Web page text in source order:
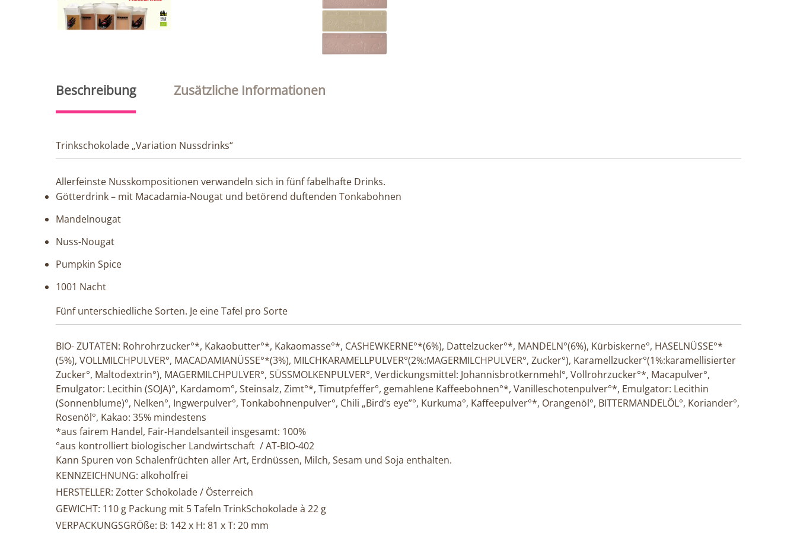
Beschreibung Zusätzliche Informationen
Trinkschokolade „Variation Nussdrinks“
Allerfeinste Nusskompositionen verwandeln sich in fünf fabelhafte Drinks.
Götterdrink – mit Macadamia-Nougat und betörend duftenden Tonkabohnen
Mandelnougat
Nuss-Nougat
Pumpkin Spice
1001 Nacht
Fünf unterschiedliche Sorten. Je eine Tafel pro Sorte
BIO- ZUTATEN: Rohrohrzucker°*, Kakaobutter°*, Kakaomasse°*, CASHEWKERNE°*(6%), Dattelzucker°*, MANDELN°(6%), Kürbiskerne°, HASELNÜSSE°*
(5%), VOLLMILCHPULVER°, MACADAMIANÜSSE°*(3%), MILCHKARAMELLPULVER°(2%:MAGERMILCHPULVER°, Zucker°), Karamellzucker°(1%:karamellisierter
Zucker°, Maltodextrin°), MAGERMILCHPULVER°, SÜSSMOLKENPULVER°, Verdickungsmittel: Johannisbrotkernmehl°, Vollrohrzucker°*, Macapulver°,
Emulgator: Lecithin (SOJA)°, Kardamom°, Steinsalz, Zimt°*, Timutpfeffer°, gemahlene Kaffeebohnen°*, Vanilleschotenpulver°*, Emulgator: Lecithin
(Sonnenblume)°, Nelken°, Ingwerpulver°, Tonkabohnenpulver°, Chili „Bird’s eye”°, Kurkuma°, Kaffeepulver°*, Orangenöl°, BITTERMANDELÖL°, Koriander°,
Rosenöl°, Kakao: 35% mindestens
*aus fairem Handel, Fair-Handelsanteil insgesamt: 100%
°aus kontrolliert biologischer Landwirtschaft / AT-BIO-402
Kann Spuren von Schalenfrüchten aller Art, Erdnüssen, Milch, Sesam und Soja enthalten.
KENNZEICHNUNG: alkoholfrei
HERSTELLER: Zotter Schokolade / Österreich
GEWICHT: 110 g Packung mit 5 Tafeln TrinkSchokolade à 22 g
VERPACKUNGSGRÖße: B: 142 x H: 81 x T: 20 mm